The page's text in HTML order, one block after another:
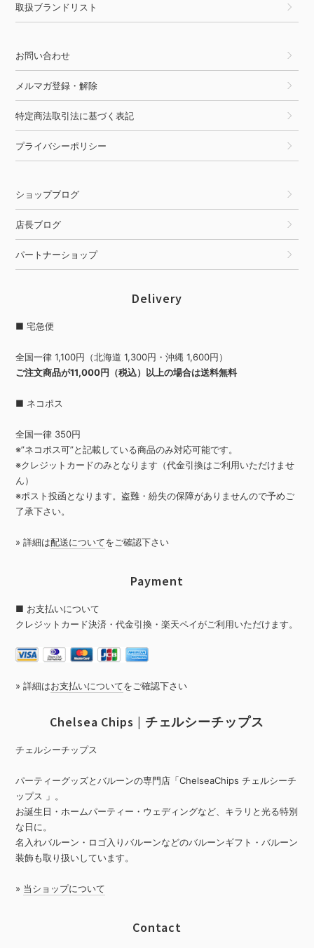
取扱ブランドリスト
お問い合わせ
メルマガ登録・解除
特定商法取引法に基づく表記
プライバシーポリシー
ショップブログ
店長ブログ
パートナーショップ
Delivery
■ 宅急便
全国一律 1,100円（北海道 1,300円・沖縄 1,600円）
ご注文商品が11,000円（税込）以上の場合は送料無料
■ ネコポス
全国一律 350円
※”ネコポス可”と記載している商品のみ対応可能です。
※クレジットカードのみとなります（代金引換はご利用いただけませ
ん）
※ポスト投函となります。盗難・紛失の保障がありませんので予めご
了承下さい。
» 詳細は配送についてをご確認下さい
Payment
■ お支払いについて
クレジットカード決済・代金引換・楽天ペイがご利用いただけます。
» 詳細はお支払いについてをご確認下さい
Chelsea Chips | チェルシーチップス
チェルシーチップス
パーティーグッズとバルーンの専門店「ChelseaChips チェルシーチ
ップス 」。
お誕生日・ホームパーティー・ウェディングなど、キラリと光る特別
な日に。
名入れバルーン・ロゴ入りバルーンなどのバルーンギフト・バルーン
装飾も取り扱いしています。
» 当ショップについて
Contact